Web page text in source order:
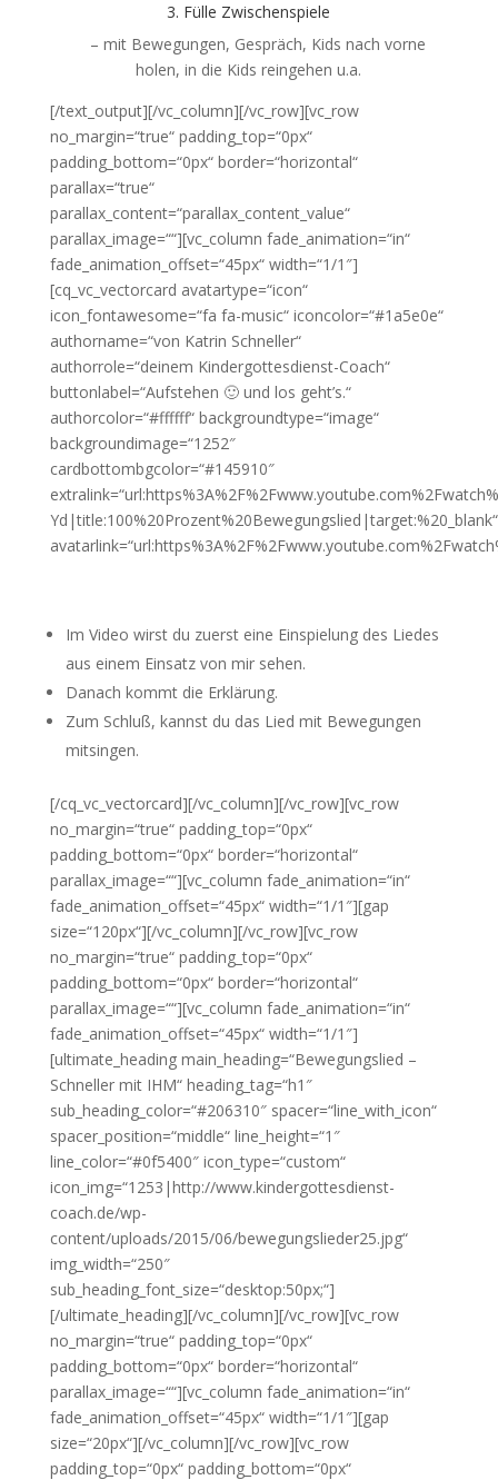
3. Fülle Zwischenspiele
– mit Bewegungen, Gespräch, Kids nach vorne
holen, in die Kids reingehen u.a.
[/text_output][/vc_column][/vc_row][vc_row
no_margin=“true“ padding_top=“0px“
padding_bottom=“0px“ border=“horizontal“
parallax=“true“
parallax_content=“parallax_content_value“
parallax_image=““][vc_column fade_animation=“in“
fade_animation_offset=“45px“ width=“1/1″]
[cq_vc_vectorcard avatartype=“icon“
icon_fontawesome=“fa fa-music“ iconcolor=“#1a5e0e“
authorname=“von Katrin Schneller“
authorrole=“deinem Kindergottesdienst-Coach“
buttonlabel=“Aufstehen 🙂 und los geht’s.“
authorcolor=“#ffffff“ backgroundtype=“image“
backgroundimage=“1252″
cardbottombgcolor=“#145910″
Yd|title:100%20Prozent%20Bewegungslied|target:%20_blank“
Im Video wirst du zuerst eine Einspielung des Liedes
aus einem Einsatz von mir sehen.
Danach kommt die Erklärung.
Zum Schluß, kannst du das Lied mit Bewegungen
mitsingen.
[/cq_vc_vectorcard][/vc_column][/vc_row][vc_row
no_margin=“true“ padding_top=“0px“
padding_bottom=“0px“ border=“horizontal“
parallax_image=““][vc_column fade_animation=“in“
fade_animation_offset=“45px“ width=“1/1″][gap
size=“120px“][/vc_column][/vc_row][vc_row
no_margin=“true“ padding_top=“0px“
padding_bottom=“0px“ border=“horizontal“
parallax_image=““][vc_column fade_animation=“in“
fade_animation_offset=“45px“ width=“1/1″]
[ultimate_heading main_heading=“Bewegungslied –
Schneller mit IHM“ heading_tag=“h1″
sub_heading_color=“#206310″ spacer=“line_with_icon“
spacer_position=“middle“ line_height=“1″
line_color=“#0f5400″ icon_type=“custom“
icon_img=“1253|http://www.kindergottesdienst-
coach.de/wp-
content/uploads/2015/06/bewegungslieder25.jpg“
img_width=“250″
sub_heading_font_size=“desktop:50px;“]
[/ultimate_heading][/vc_column][/vc_row][vc_row
no_margin=“true“ padding_top=“0px“
padding_bottom=“0px“ border=“horizontal“
parallax_image=““][vc_column fade_animation=“in“
fade_animation_offset=“45px“ width=“1/1″][gap
size=“20px“][/vc_column][/vc_row][vc_row
padding_top=“0px“ padding_bottom=“0px“